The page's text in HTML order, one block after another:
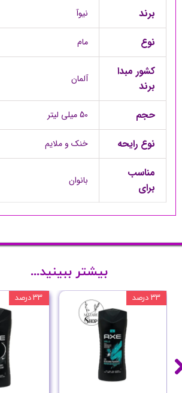
برند نیوآ
نوع مام
کشور مبدا
برند
آلمان
حجم 50 میلی لیتر
نوع رایحه خنک و ملایم
مناسب
برای
بانوان
۳۳ درصد ۳۳ درصد
بیشتر ببینید...